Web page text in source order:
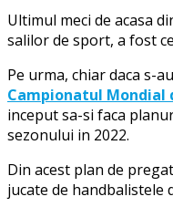
Ultimul meci de acasa
salilor de sport, a fost
Pe urma, chiar daca s-
Campionatul Mondial
inceput sa-si faca
sezonului in 2022.
Din acest plan de
jucate de handbalistele